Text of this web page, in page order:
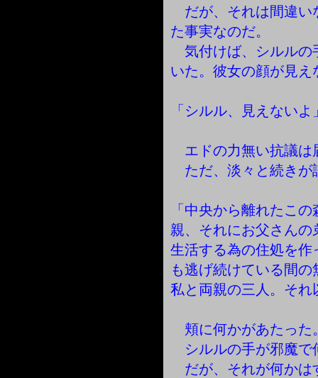
だが、それは間違い
た事実なのだ。
気付けば、シルルの
いた。彼女の顔が見え
「シルル、見えないよ
エドの力無い抗議は
ただ、淡々と続きが
「中央から離れたこ
親、それにお父さん
生活する為の住処を
も逃げ続けている間
私と両親の三人。そ
頬に何かがあたった
シルルの手が邪魔で
だが、それが何かは